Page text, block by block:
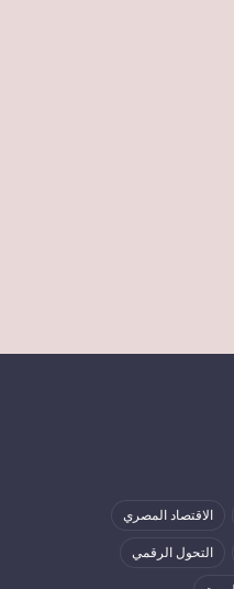
الاقتصاد المصري
التحول الرقمي